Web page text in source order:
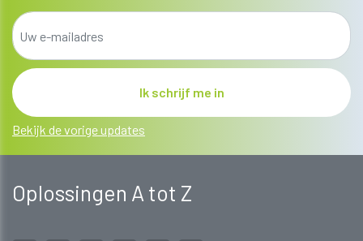
Bekijk de vorige updates
Oplossingen A tot Z